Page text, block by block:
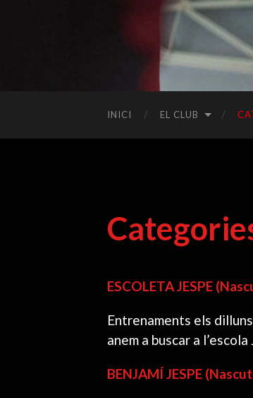
INICI EL CLUB
ESCOLETA JESPE
Entrenaments els
anem a buscar a
BENJAMÍ JESPE